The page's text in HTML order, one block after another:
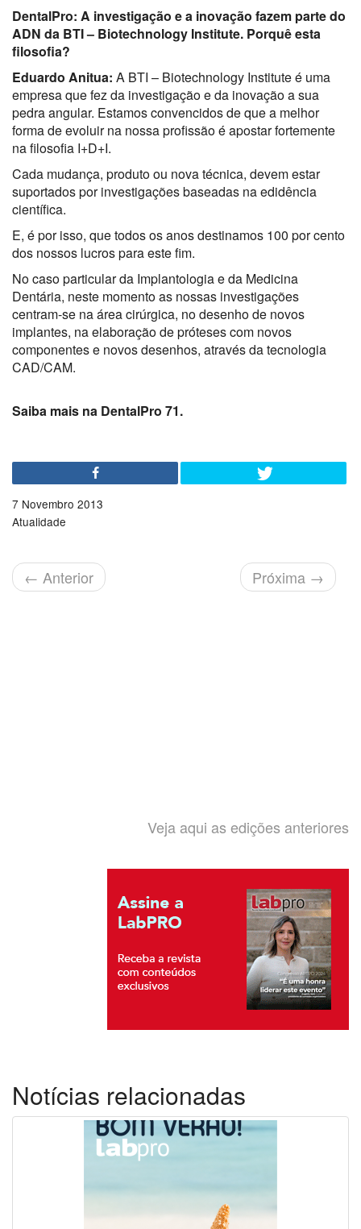
DentalPro: A investigação e a inovação fazem parte do
ADN da BTI – Biotechnology Institute. Porquê esta
filosofia?
Eduardo Anitua: A BTI – Biotechnology Institute é uma
empresa que fez da investigação e da inovação a sua
pedra angular. Estamos convencidos de que a melhor
forma de evoluir na nossa profissão é apostar fortemente
na filosofia I+D+I.
Cada mudança, produto ou nova técnica, devem estar
suportados por investigações baseadas na edidência
científica.
E, é por isso, que todos os anos destinamos 100 por cento
dos nossos lucros para este fim.
No caso particular da Implantologia e da Medicina
Dentária, neste momento as nossas investigações
centram-se na área cirúrgica, no desenho de novos
implantes, na elaboração de próteses com novos
componentes e novos desenhos, através da tecnologia
CAD/CAM.
Saiba mais na DentalPro 71.
7 Novembro 2013
Atualidade
← Anterior Próxima →
Veja aqui as edições anteriores
Notícias relacionadas